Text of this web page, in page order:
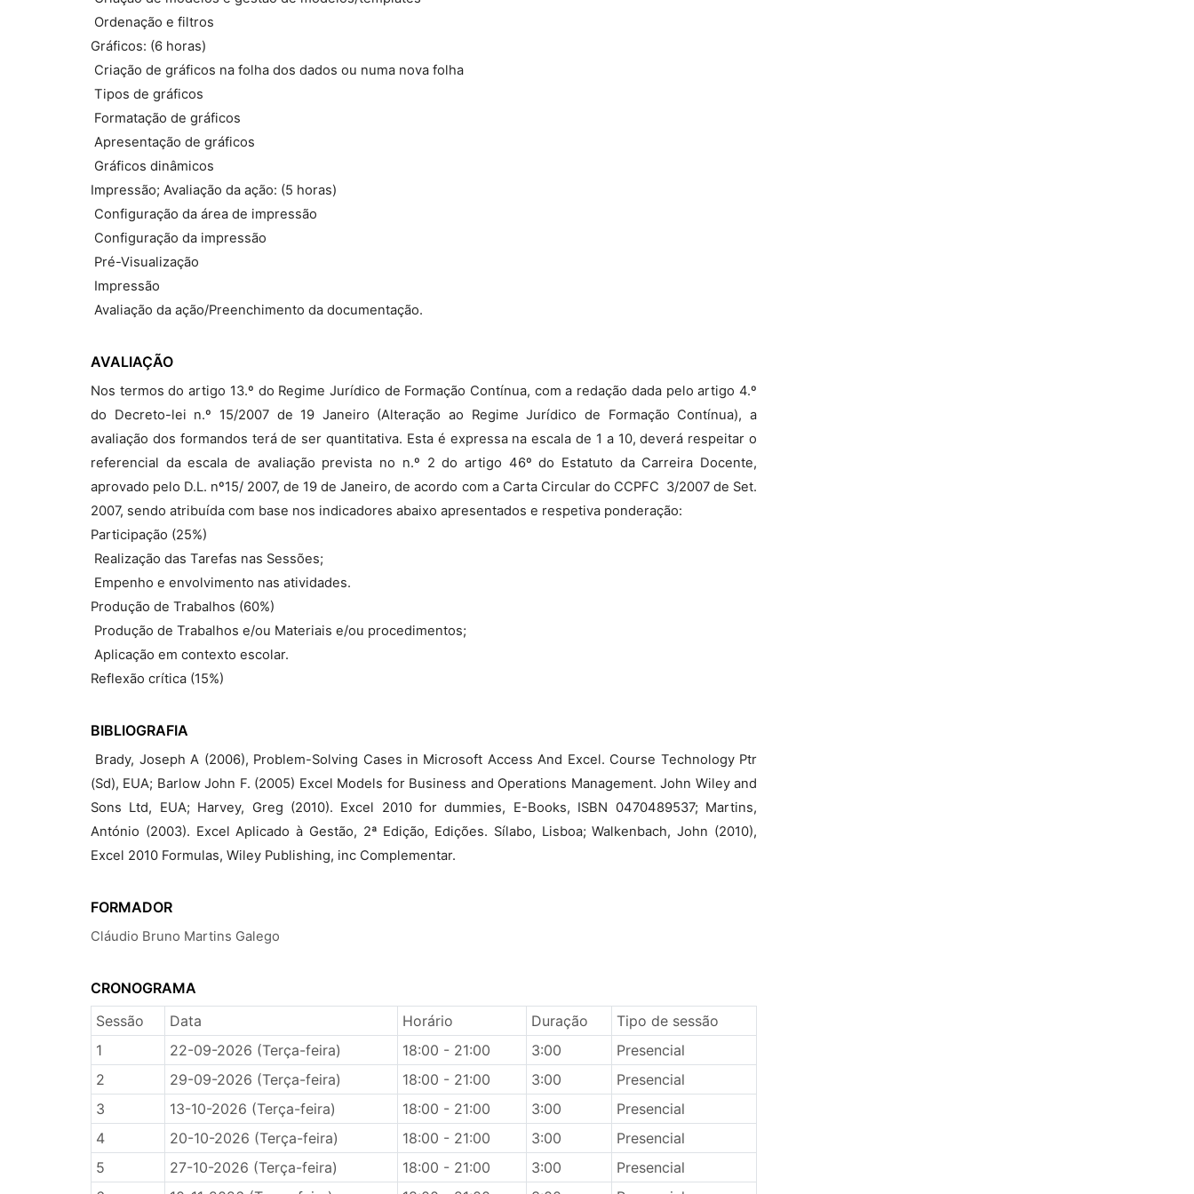
 Ordenação e filtros
Gráficos: (6 horas)
 Criação de gráficos na folha dos dados ou numa nova folha
 Tipos de gráficos
 Formatação de gráficos
 Apresentação de gráficos
 Gráficos dinâmicos
Impressão; Avaliação da ação: (5 horas)
 Configuração da área de impressão
 Configuração da impressão
 Pré-Visualização
 Impressão
 Avaliação da ação/Preenchimento da documentação.
AVALIAÇÃO
Nos termos do artigo 13.º do Regime Jurídico de Formação Contínua, com a redação dada pelo artigo 4.º
do Decreto-lei n.º 15/2007 de 19 Janeiro (Alteração ao Regime Jurídico de Formação Contínua), a
avaliação dos formandos terá de ser quantitativa. Esta é expressa na escala de 1 a 10, deverá respeitar o
referencial da escala de avaliação prevista no n.º 2 do artigo 46º do Estatuto da Carreira Docente,
aprovado pelo D.L. nº15/ 2007, de 19 de Janeiro, de acordo com a Carta Circular do CCPFC  3/2007 de Set.
2007, sendo atribuída com base nos indicadores abaixo apresentados e respetiva ponderação:
Participação (25%)
 Realização das Tarefas nas Sessões;
 Empenho e envolvimento nas atividades.
Produção de Trabalhos (60%)
 Produção de Trabalhos e/ou Materiais e/ou procedimentos;
 Aplicação em contexto escolar.
Reflexão crítica (15%)
BIBLIOGRAFIA
 Brady, Joseph A (2006), Problem-Solving Cases in Microsoft Access And Excel. Course Technology Ptr
(Sd), EUA; Barlow John F. (2005) Excel Models for Business and Operations Management. John Wiley and
Sons Ltd, EUA; Harvey, Greg (2010). Excel 2010 for dummies, E-Books, ISBN 0470489537; Martins,
António (2003). Excel Aplicado à Gestão, 2ª Edição, Edições. Sílabo, Lisboa; Walkenbach, John (2010),
Excel 2010 Formulas, Wiley Publishing, inc Complementar.
FORMADOR
Cláudio Bruno Martins Galego
CRONOGRAMA
Sessão
Data Horário Duração
Tipo de sessão
1
22-09-2026 (Terça-feira) 18:00 - 21:00 3:00
Presencial
2
29-09-2026 (Terça-feira) 18:00 - 21:00 3:00
Presencial
3
13-10-2026 (Terça-feira) 18:00 - 21:00 3:00
Presencial
4
20-10-2026 (Terça-feira) 18:00 - 21:00 3:00
Presencial
5
27-10-2026 (Terça-feira) 18:00 - 21:00 3:00
Presencial